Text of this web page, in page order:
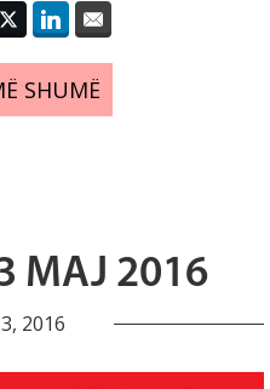
SHUMË
MAJ 2016
2016